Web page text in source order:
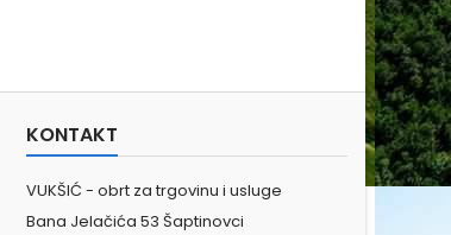
KONTAKT
VUKŠIĆ - obrt za trgovinu i usluge
Bana Jelačića 53 Šaptinovci